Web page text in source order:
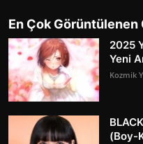
En Çok Görüntülenen
2025
Yeni
Kozmik
(Boy-